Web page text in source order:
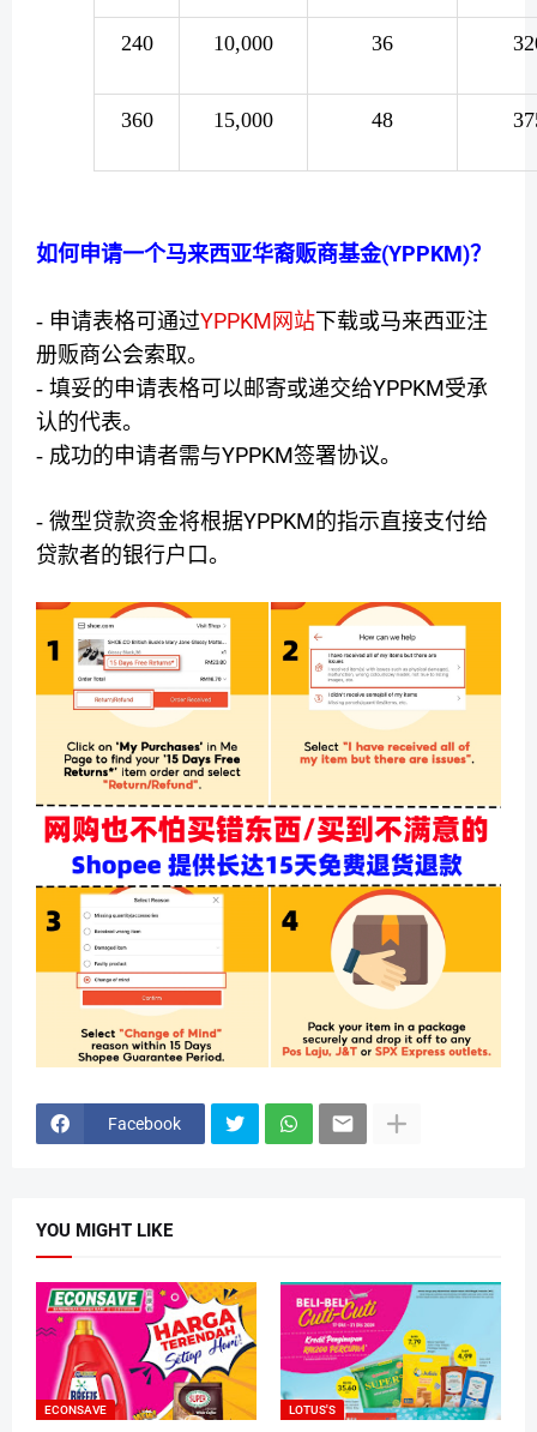
240 10,000 36
360 15,000 48
如何申请一个马来西亚华裔贩商基金(YPPKM)？
- 申请表格可通过YPPKM 网站 下载或马来西亚注
册贩商公会索取。
- 填妥的申请表格可以邮寄或递交给YPPKM受承
认的代表。
- 成功的申请者需与YPPKM签署协议。
- 微型贷款资金将根据YPPKM的指示直接支付给
贷款者的银行户口。
Facebook
YOU MIGHT LIKE
ECONSAVE LOTUS'S